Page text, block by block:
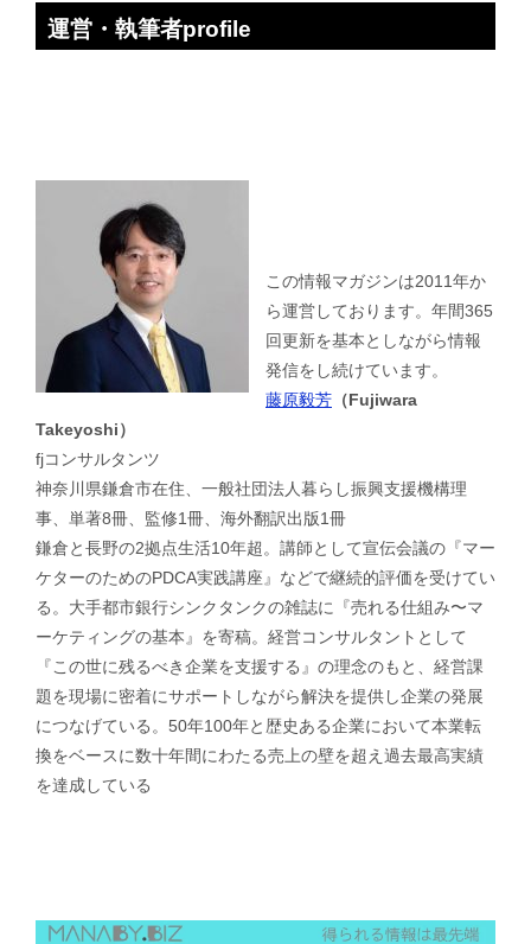
運営・執筆者profile
この情報マガジンは2011年か
ら運営しております。年間365
回更新を基本としながら情報
発信をし続けています。
藤原毅芳 （Fujiwara
Takeyoshi）
fjコンサルタンツ
神奈川県鎌倉市在住、一般社団法人暮らし振興支援機構理
事、単著8冊、監修1冊、海外翻訳出版1冊
鎌倉と長野の2拠点生活10年超。講師として宣伝会議の『マー
ケターのためのPDCA実践講座』などで継続的評価を受けてい
る。大手都市銀行シンクタンクの雑誌に『売れる仕組み〜マ
ーケティングの基本』を寄稿。経営コンサルタントとして
『この世に残るべき企業を支援する』の理念のもと、経営課
題を現場に密着にサポートしながら解決を提供し企業の発展
につなげている。50年100年と歴史ある企業において本業転
換をベースに数十年間にわたる売上の壁を超え過去最高実績
を達成している